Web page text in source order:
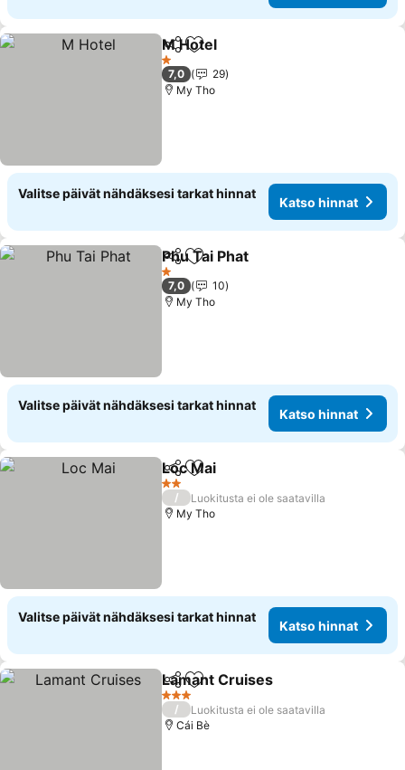
Jaa Lisää suosikkeihin
M Hotel
1 Tähtiluokitus
7,0
29
My Tho
Valitse päivät nähdäksesi tarkat hinnat
Katso hinnat
Jaa Lisää suosikkeihin
Phu Tai Phat
1 Tähtiluokitus
7,0
10
My Tho
Valitse päivät nähdäksesi tarkat hinnat
Katso hinnat
Jaa Lisää suosikkeihin
Loc Mai
2 Tähtiluokitus
/
Luokitusta ei ole saatavilla
My Tho
Valitse päivät nähdäksesi tarkat hinnat
Katso hinnat
Jaa Lisää suosikkeihin
Lamant Cruises
3 Tähtiluokitus
/
Luokitusta ei ole saatavilla
Cái Bè